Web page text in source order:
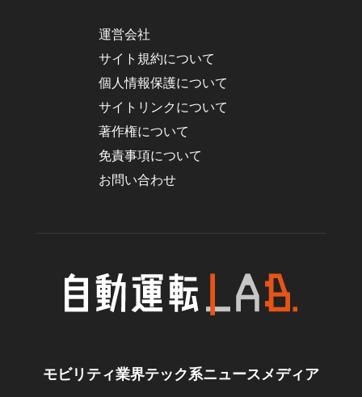
運営会社
サイト規約について
個人情報保護について
サイトリンクについて
著作権について
免責事項について
お問い合わせ
モビリティ業界テック系ニュースメディア